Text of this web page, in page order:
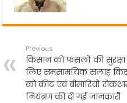
Previous
किसान को फसलों की
लिए समसामयिक सलाह
को कीट एवं बीमारियों
नियंत्रण की दी गई जानकारीे